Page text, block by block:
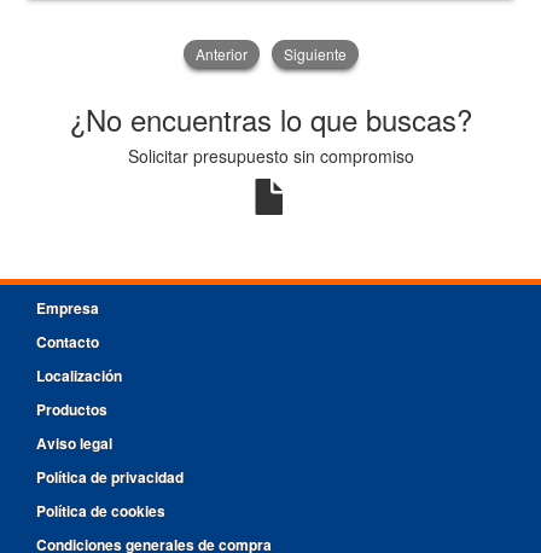
Anterior Siguiente
¿No encuentras lo que buscas?
Solicitar presupuesto sin compromiso
Empresa
Contacto
Localización
Productos
Aviso legal
Política de privacidad
Política de cookies
Condiciones generales de compra